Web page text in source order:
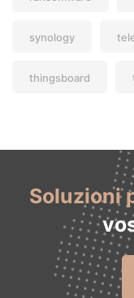
synology
thingsboard
Soluzioni